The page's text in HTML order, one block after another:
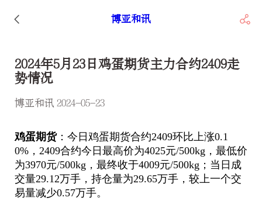
博亚和讯
2024年5月23日鸡蛋期货主力合约2409走
势情况
博亚和讯 2024-05-23
鸡蛋期货：今日鸡蛋期货合约2409环比上涨0.1
0%，2409合约今日最高价为4025元/500kg，最低价
为3970元/500kg，最终收于4009元/500kg；当日成
交量29.12万手，持仓量为29.65万手，较上一个交
易量减少0.57万手。